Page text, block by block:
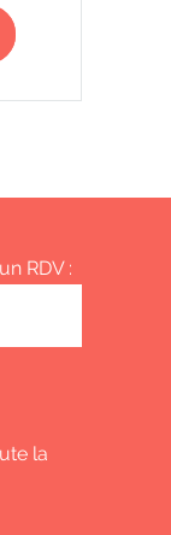
RDV :
la